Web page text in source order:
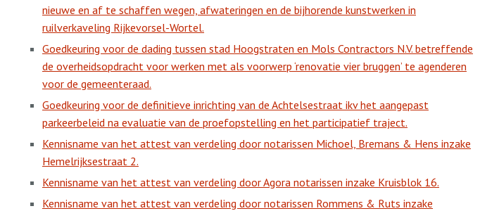
nieuwe en af te schaffen wegen, afwateringen en de bijhorende kunstwerken in
ruilverkaveling Rijkevorsel-Wortel.
Goedkeuring voor de dading tussen stad Hoogstraten en Mols Contractors N.V. betreffende
de overheidsopdracht voor werken met als voorwerp ‘renovatie vier bruggen’ te agenderen
voor de gemeenteraad.
Goedkeuring voor de definitieve inrichting van de Achtelsestraat ikv het aangepast
parkeerbeleid na evaluatie van de proefopstelling en het participatief traject.
Kennisname van het attest van verdeling door notarissen Michoel, Bremans & Hens inzake
Hemelrijksestraat 2.
Kennisname van het attest van verdeling door Agora notarissen inzake Kruisblok 16.
Kennisname van het attest van verdeling door notarissen Rommens & Ruts inzake